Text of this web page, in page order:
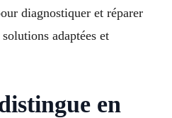
diagnostiquer et réparer
adaptées et
en